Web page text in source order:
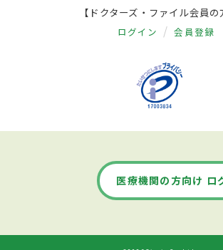
【ドクターズ・ファイル会員の
ログイン 会員登録
医療機関の方向け ロ